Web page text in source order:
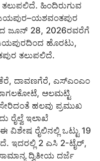
ಹಿಂದಿರುಗುವ
ಜೂನ್ 28, 2026ರವರೆಗೆ
ಹೊರಟು,
ತಲುಪಲಿದೆ.
ದಾವಣಗೆರೆ, ಎಸ್‌ಎಂಎಂ
ಆಲಮಟ್ಟಿ
ಹಲವು ಪ್ರಮುಖ
ರೈಲ್ವೆ ಇಲಾಖೆ
ವಿಶೇಷ ರೈಲಿನಲ್ಲಿ ಒಟ್ಟು 19
ಇದರಲ್ಲಿ 2 ಎಸಿ 2-ಟೈರ್,
ದ್ವಿತೀಯ ದರ್ಜೆ